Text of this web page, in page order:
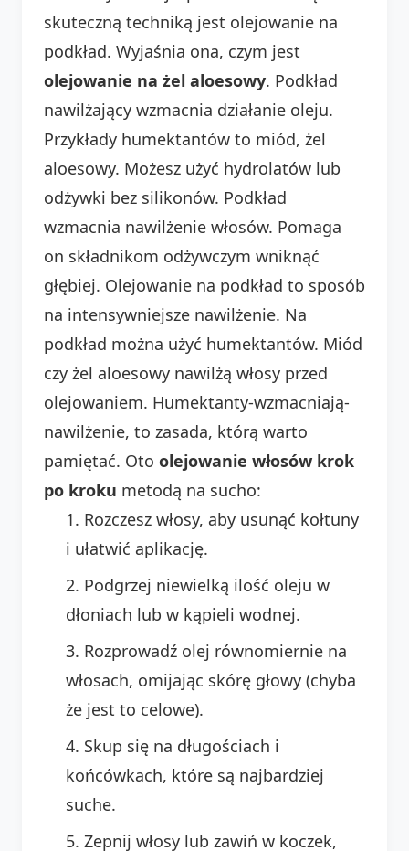
skuteczną techniką jest olejowanie na
podkład. Wyjaśnia ona, czym jest
olejowanie na żel aloesowy. Podkład
nawilżający wzmacnia działanie oleju.
Przykłady humektantów to miód, żel
aloesowy. Możesz użyć hydrolatów lub
odżywki bez silikonów. Podkład
wzmacnia nawilżenie włosów. Pomaga
on składnikom odżywczym wniknąć
głębiej. Olejowanie na podkład to sposób
na intensywniejsze nawilżenie. Na
podkład można użyć humektantów. Miód
czy żel aloesowy nawilżą włosy przed
olejowaniem. Humektanty-wzmacniają-
nawilżenie, to zasada, którą warto
pamiętać. Oto olejowanie włosów krok
po kroku metodą na sucho:
Rozczesz włosy, aby usunąć kołtuny
i ułatwić aplikację.
Podgrzej niewielką ilość oleju w
dłoniach lub w kąpieli wodnej.
Rozprowadź olej równomiernie na
włosach, omijając skórę głowy (chyba
że jest to celowe).
Skup się na długościach i
końcówkach, które są najbardziej
suche.
Zepnij włosy lub zawiń w koczek,